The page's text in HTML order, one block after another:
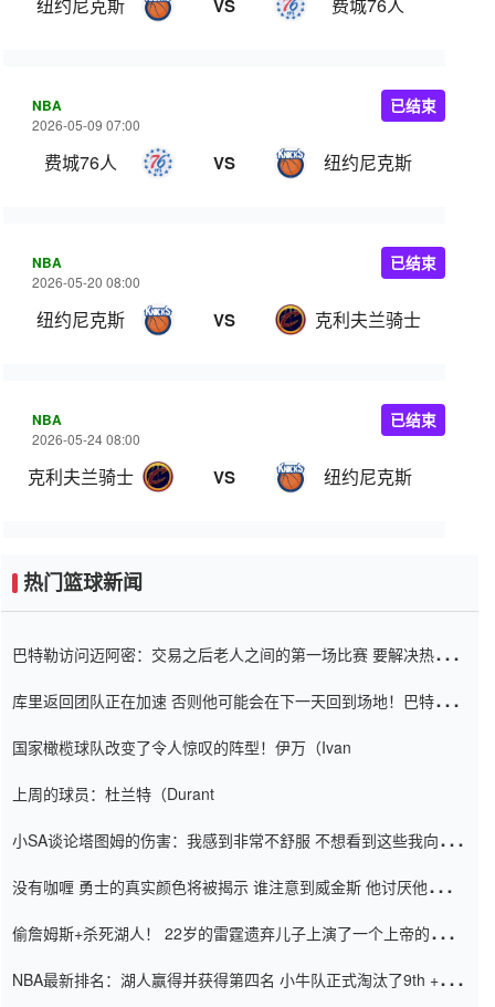
VS
NBA
2026-05-09 07:00
费城76人 VS 纽约尼克斯
已结束
NBA
2026-05-20 08:00
纽约尼克斯 VS 克利夫兰骑士
已结束
NBA
2026-05-24 08:00
克利夫兰骑士 VS 纽约尼克斯
已结束
热门篮球新闻
巴特勒访问迈阿密：交易之后老人之间的第一场比赛 要解决热情的
库里返回团队正在加速 否则他可能会在下一天回到场地！巴特勒迈
国家橄榄球队改变了令人惊叹的阵型！伊万（Ivan
上周的球员：杜兰特（Durant
小SA谈论塔图姆的伤害：我感到非常不舒服 不想看到这些我向他
没有咖喱 勇士的真实颜色将被揭示 谁注意到威金斯 他讨厌他的老
偷詹姆斯+杀死湖人！ 22岁的雷霆遗弃儿子上演了一个上帝的剧
NBA最新排名：湖人赢得并获得第四名 小牛队正式淘汰了9th + 76